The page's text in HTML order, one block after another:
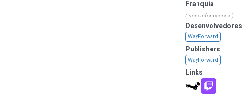
Franquia
( sem informações )
Desenvolvedores
WayForward
Publishers
WayForward
Links